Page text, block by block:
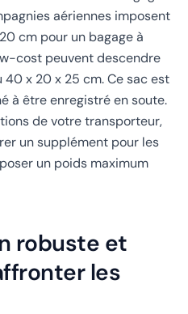
aériennes imposent
cm pour un bagage à
cost peuvent descendre
40 x 20 x 25 cm. Ce sac est
à être enregistré en soute.
de votre transporteur,
un supplément pour les
un poids maximum
robuste et
les